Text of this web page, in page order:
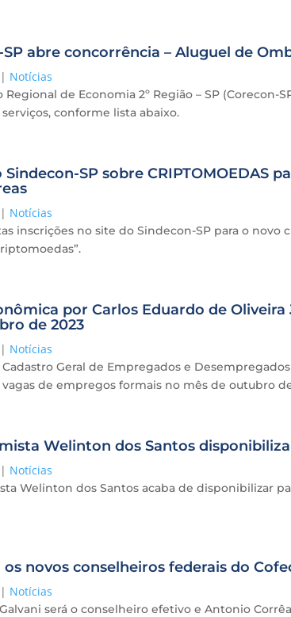
abre concorrência – Aluguel de
| Notícias
Regional de Economia 2º Região – SP
conforme lista abaixo.
Sindecon-SP sobre CRIPTOMOEDAS
| Notícias
inscrições no site do Sindecon-SP para o novo
por Carlos Eduardo de
de 2023
| Notícias
Geral de Empregados e
vagas de empregos formais no mês de outubro
Welinton dos Santos
| Notícias
Welinton dos Santos acaba de disponibilizar
os novos conselheiros federais do
| Notícias
será o conselheiro efetivo e Antonio